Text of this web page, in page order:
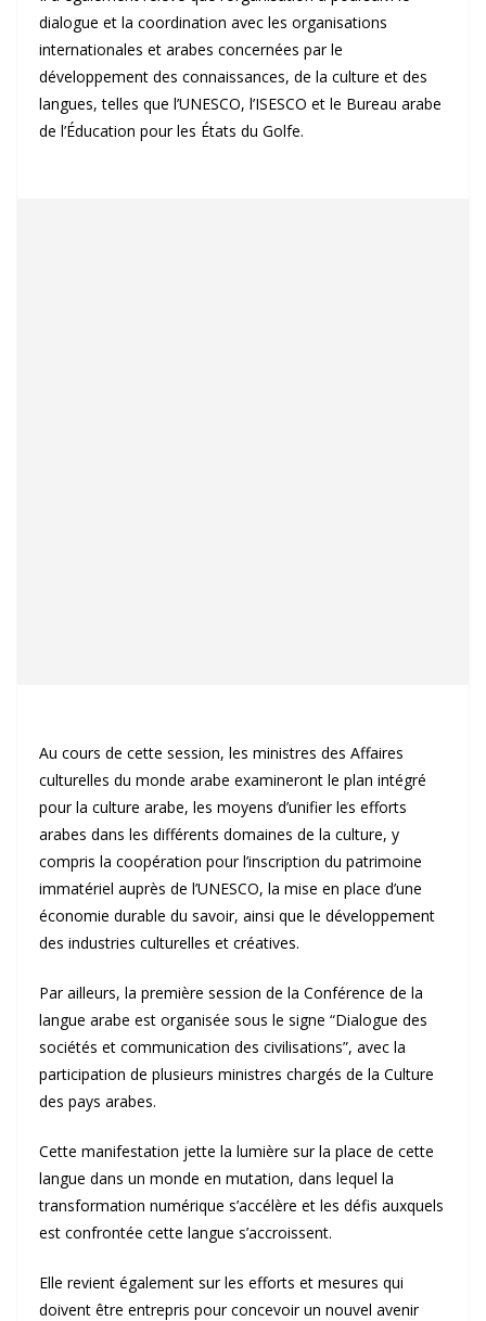
dialogue et la coordination avec les organisations
internationales et arabes concernées par le
développement des connaissances, de la culture et des
langues, telles que l’UNESCO, l’ISESCO et le Bureau arabe
de l’Éducation pour les États du Golfe.
Au cours de cette session, les ministres des Affaires
culturelles du monde arabe examineront le plan intégré
pour la culture arabe, les moyens d’unifier les efforts
arabes dans les différents domaines de la culture, y
compris la coopération pour l’inscription du patrimoine
immatériel auprès de l’UNESCO, la mise en place d’une
économie durable du savoir, ainsi que le développement
des industries culturelles et créatives.
Par ailleurs, la première session de la Conférence de la
langue arabe est organisée sous le signe “Dialogue des
sociétés et communication des civilisations”, avec la
participation de plusieurs ministres chargés de la Culture
des pays arabes.
Cette manifestation jette la lumière sur la place de cette
langue dans un monde en mutation, dans lequel la
transformation numérique s’accélère et les défis auxquels
est confrontée cette langue s’accroissent.
Elle revient également sur les efforts et mesures qui
doivent être entrepris pour concevoir un nouvel avenir